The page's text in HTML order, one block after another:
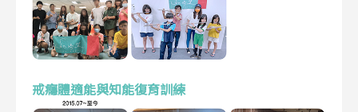
戒癮體適能與知能復育訓練